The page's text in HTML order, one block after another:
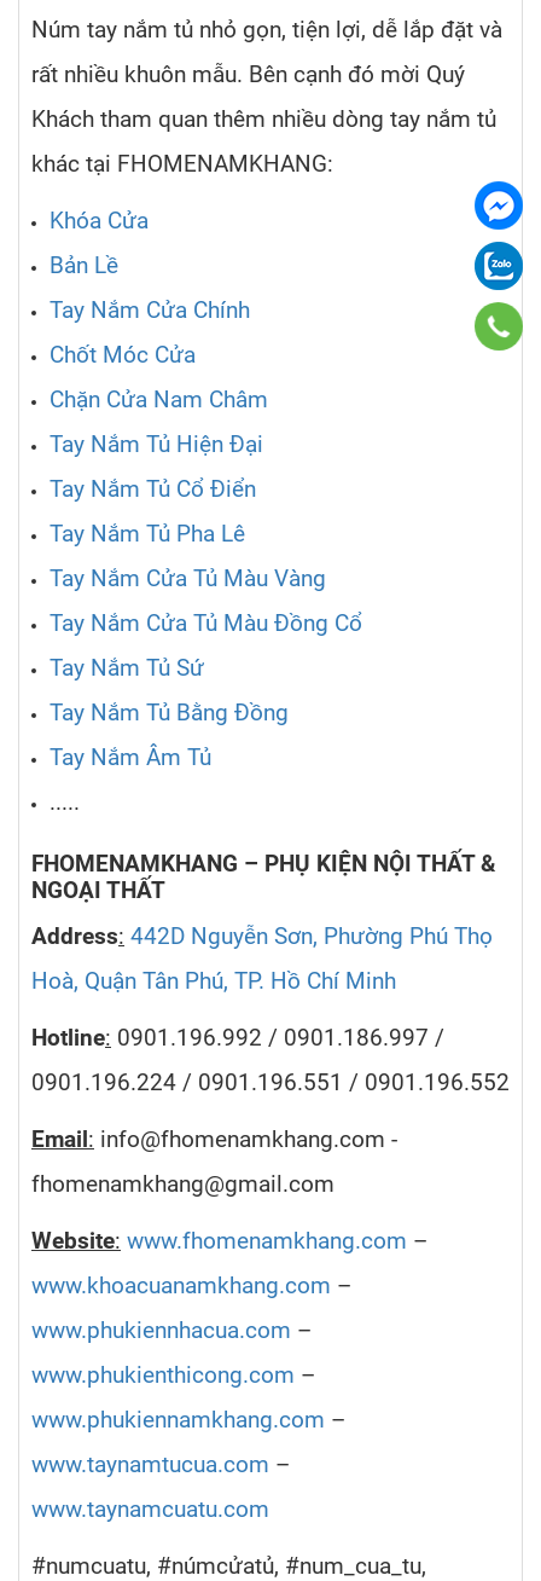
Núm tay nắm tủ nhỏ gọn, tiện lợi, dễ lắp đặt và
rất nhiều khuôn mẫu. Bên cạnh đó mời Quý
Khách tham quan thêm nhiều dòng tay nắm tủ
khác tại FHOMENAMKHANG:
Khóa Cửa
Bản Lề
Tay Nắm Cửa Chính
Chốt Móc Cửa
Chặn Cửa Nam Châm
Tay Nắm Tủ Hiện Đại
Tay Nắm Tủ Cổ Điển
Tay Nắm Tủ Pha Lê
Tay Nắm Cửa Tủ Màu Vàng
Tay Nắm Cửa Tủ Màu Đồng Cổ
Tay Nắm Tủ Sứ
Tay Nắm Tủ Bằng Đồng
Tay Nắm Âm Tủ
.....
FHOMENAMKHANG – PHỤ KIỆN NỘI THẤT &
NGOẠI THẤT
Address: 442D Nguyễn Sơn, Phường Phú Thọ
Hoà, Quận Tân Phú, TP. Hồ Chí Minh
Hotline: 0901.196.992 / 0901.186.997 /
0901.196.224 / 0901.196.551 / 0901.196.552
Email: info@fhomenamkhang.com -
fhomenamkhang@gmail.com
Website: www.fhomenamkhang.com –
www.khoacuanamkhang.com –
www.phukiennhacua.com –
www.phukienthicong.com –
www.phukiennamkhang.com –
www.taynamtucua.com –
www.taynamcuatu.com
#numcuatu, #númcửatủ, #num_cua_tu,